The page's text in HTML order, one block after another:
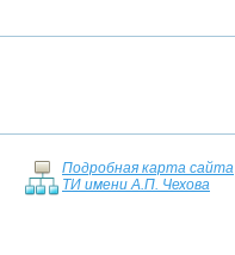
Подробная карта сайта
ТИ имени А.П. Чехова